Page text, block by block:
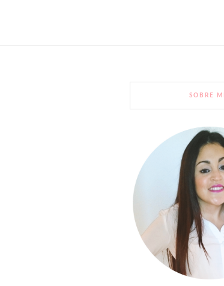
SOBRE MI